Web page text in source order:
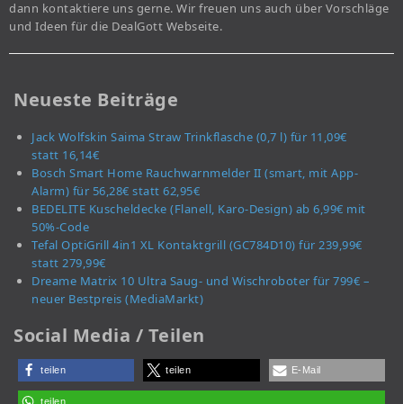
dann kontaktiere uns gerne. Wir freuen uns auch über Vorschläge
und Ideen für die DealGott Webseite.
Neueste Beiträge
Jack Wolfskin Saima Straw Trinkflasche (0,7 l) für 11,09€
statt 16,14€
Bosch Smart Home Rauchwarnmelder II (smart, mit App-
Alarm) für 56,28€ statt 62,95€
BEDELITE Kuscheldecke (Flanell, Karo-Design) ab 6,99€ mit
50%-Code
Tefal OptiGrill 4in1 XL Kontaktgrill (GC784D10) für 239,99€
statt 279,99€
Dreame Matrix 10 Ultra Saug- und Wischroboter für 799€ –
neuer Bestpreis (MediaMarkt)
Social Media / Teilen
teilen teilen E-Mail
teilen